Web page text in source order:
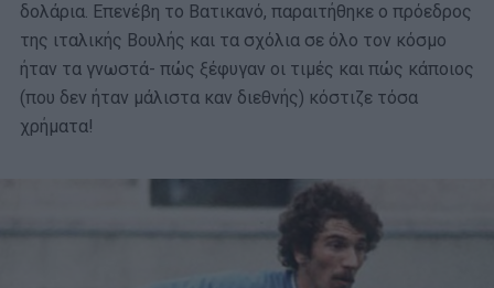
δολάρια. Επενέβη το Βατικανό, παραιτήθηκε ο πρόεδρος
της ιταλικής Βουλής και τα σχόλια σε όλο τον κόσμο
ήταν τα γνωστά- πώς ξέφυγαν οι τιμές και πώς κάποιος
(που δεν ήταν μάλιστα καν διεθνής) κόστιζε τόσα
χρήματα!